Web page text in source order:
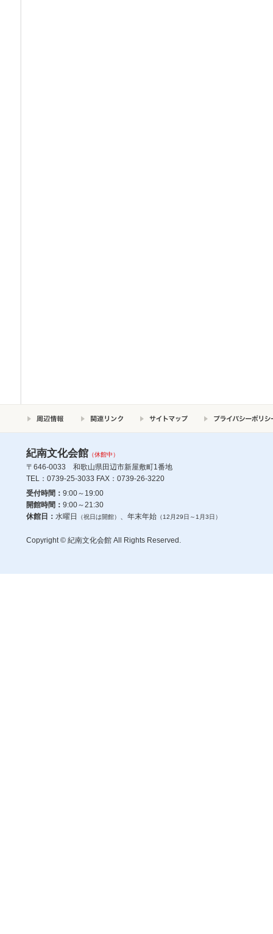
紀南文化会館 （休館中）
〒646-0033 和歌山県田辺市新屋敷町1番地
TEL：0739-25-3033 FAX：0739-26-3220
受付時間： 9:00～19:00
開館時間： 9:00～21:30
休館日： 水曜日 （祝日は開館） 、年末年始（12月29日～1月3日）
Copyright © 紀南文化会館 All Rights Reserved.